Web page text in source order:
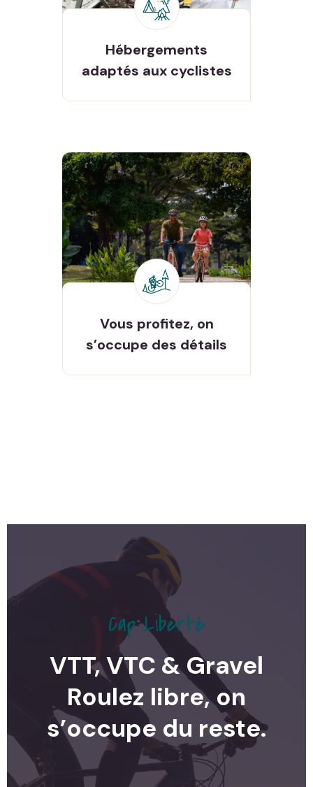
Hébergements
adaptés aux cyclistes
Hébergements adaptés
aux cyclistes
Vous profitez, on
s’occupe des détails
Vous profitez, on s’occupe
des détails
Cap Liberté
VTT, VTC & Gravel
Roulez libre, on
s’occupe du reste.